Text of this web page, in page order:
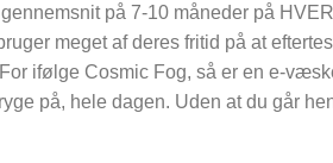
på 7-10 måneder på
meget af deres fritid på at
ifølge Cosmic Fog, så er en e-
på, hele dagen. Uden at du går